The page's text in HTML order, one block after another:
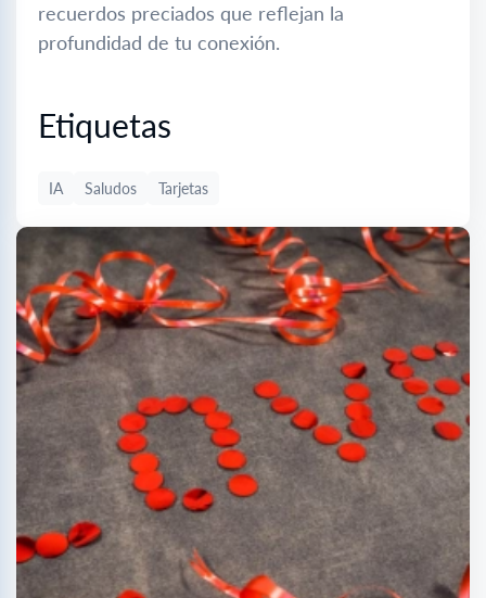
recuerdos preciados que reflejan la
profundidad de tu conexión.
Etiquetas
IA Saludos Tarjetas